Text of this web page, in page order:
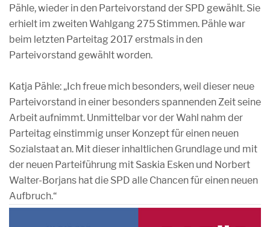
Pähle, wieder in den Parteivorstand der SPD gewählt. Sie
erhielt im zweiten Wahlgang 275 Stimmen. Pähle war
beim letzten Parteitag 2017 erstmals in den
Parteivorstand gewählt worden.
Katja Pähle: „Ich freue mich besonders, weil dieser neue
Parteivorstand in einer besonders spannenden Zeit seine
Arbeit aufnimmt. Unmittelbar vor der Wahl nahm der
Parteitag einstimmig unser Konzept für einen neuen
Sozialstaat an. Mit dieser inhaltlichen Grundlage und mit
der neuen Parteiführung mit Saskia Esken und Norbert
Walter-Borjans hat die SPD alle Chancen für einen neuen
Aufbruch.“